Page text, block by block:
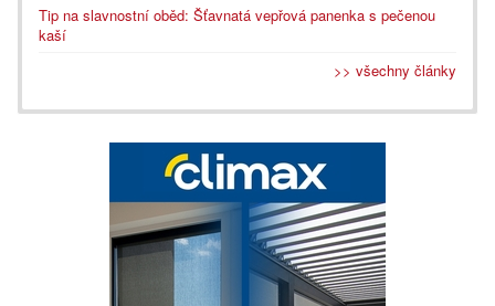
Tip na slavnostní oběd: Šťavnatá vepřová panenka s pečenou
kaší
>> všechny články